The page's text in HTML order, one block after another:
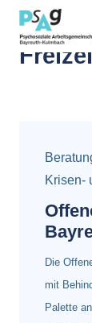
Alle
Krisen-
Die
mit
Palette